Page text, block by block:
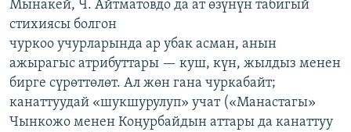
Мынакей, Ч. Айтматовдо да ат өзүнүн табигый
стихиясы болгон
чуркоо учурларында ар убак асман, анын
ажырагыс атрибуттары — куш, күн, жылдыз менен
бирге сүрөттөлөт. Ал жөн гана чуркабайт;
канаттуудай «шукшурулуп» учат («Манастагы»
Чынкожо менен Коңурбайдын аттары да канаттуу